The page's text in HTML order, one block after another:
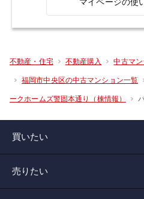
不動産・住宅 不動産購入 中古マ
福岡市中央区の中古マンション一覧
ークホームズ警固本通り（棟情報）
買いたい
売りたい